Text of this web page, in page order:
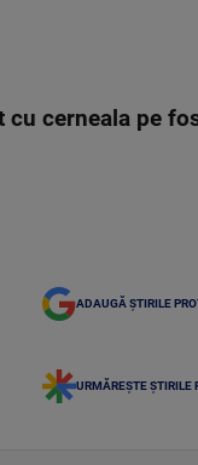
cu cerneala pe
ADAUGĂ ȘTIRILE
URMĂREȘTE ȘTIRILE